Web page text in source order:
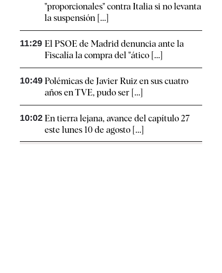
"proporcionales" contra Italia si no levanta
la suspensión [...]
11:29 El PSOE de Madrid denuncia ante la
Fiscalía la compra del "ático [...]
10:49 Polémicas de Javier Ruiz en sus cuatro
años en TVE, pudo ser [...]
10:02 En tierra lejana, avance del capítulo 27
este lunes 10 de agosto [...]